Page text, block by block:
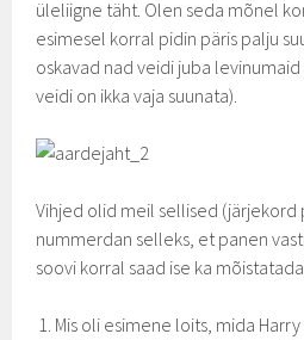
üleliigne täht. Olen seda mõnel
esimesel korral pidin päris palju
oskavad nad veidi juba
veidi on ikka vaja suunata).
Vihjed olid meil sellised (järjekord
nummerdan selleks, et panen
soovi korral saad ise ka
Mis oli esimene loits, mida